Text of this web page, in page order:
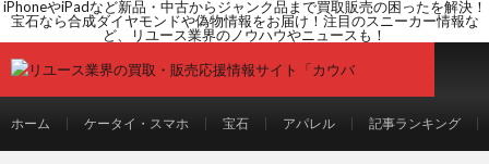
iPhoneやiPadなど新品・中古からジャンク品まで買取販売の困ったを解決！
宝石なら合成ダイヤモンドや偽物情報をお届け！注目のスニーカー情報な
ど、リユース業界のノウハウやニュースも！
ホーム ケータイ・スマホ 宝石 アパレル 記事ランキング